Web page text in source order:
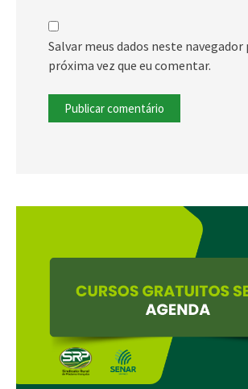
Salvar meus dados neste navegador
próxima vez que eu comentar.